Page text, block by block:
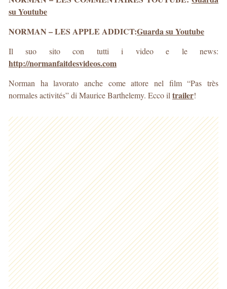
su Youtube
NORMAN – LES APPLE ADDICT:Guarda su Youtube
Il suo sito con tutti i video e le news:
http://normanfaitdesvideos.com
Norman ha lavorato anche come attore nel film “Pas très
normales activités” di Maurice Barthelemy. Ecco il trailer!